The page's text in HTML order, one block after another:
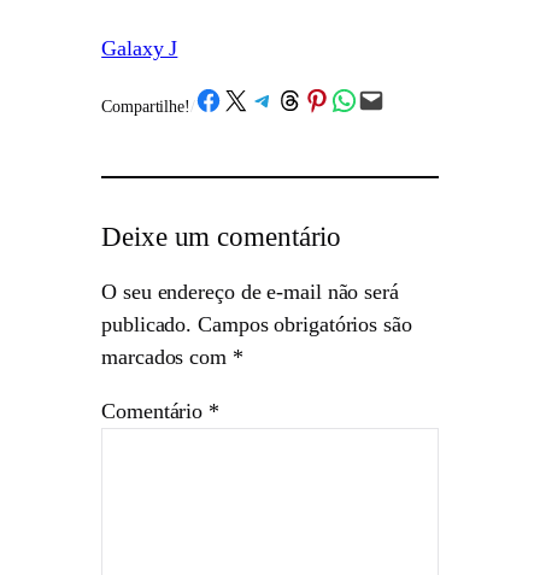
Galaxy J
Compartilhe! /Share on Facebook
Share on X Share on Telegram
Share on Threads
Share on Pinterest
Share on WhatsApp
Email this Page
Deixe um comentário
O seu endereço de e-mail não será
publicado. Campos obrigatórios são
marcados com *
Comentário *